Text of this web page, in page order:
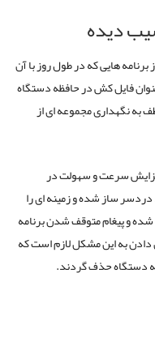
دیده
هایی که در طول روز با آن
فایل کش در حافظه دستگاه
به نگهداری مجموعه ای از
سرعت و سهولت در
ساز شده و زمینه ای را
شده و پیغام متوقف شدن برنامه
دادن به این مشکل لازم است که
دستگاه حذف گردند.